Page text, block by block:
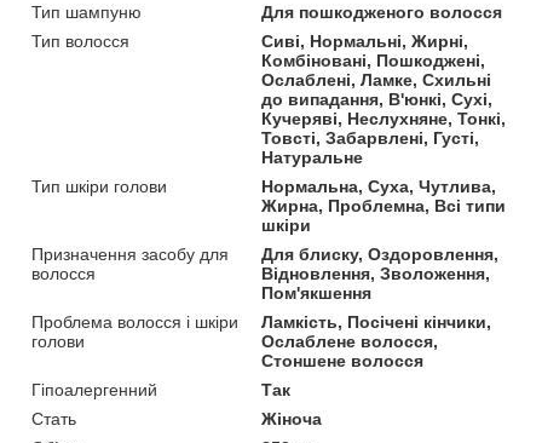
Тип шампуню
Для пошкодженого волосся
Тип волосся
Сиві, Нормальні, Жирні,
Комбіновані, Пошкоджені,
Ослаблені, Ламке, Схильні
до випадання, В'юнкі, Сухі,
Кучеряві, Неслухняне, Тонкі,
Товсті, Забарвлені, Густі,
Натуральне
Тип шкіри голови
Нормальна, Суха, Чутлива,
Жирна, Проблемна, Всі типи
шкіри
Призначення засобу для
волосся
Для блиску, Оздоровлення,
Відновлення, Зволоження,
Пом'якшення
Проблема волосся і шкіри
голови
Ламкість, Посічені кінчики,
Ослаблене волосся,
Стоншене волосся
Гіпоалергенний
Так
Стать
Жіноча